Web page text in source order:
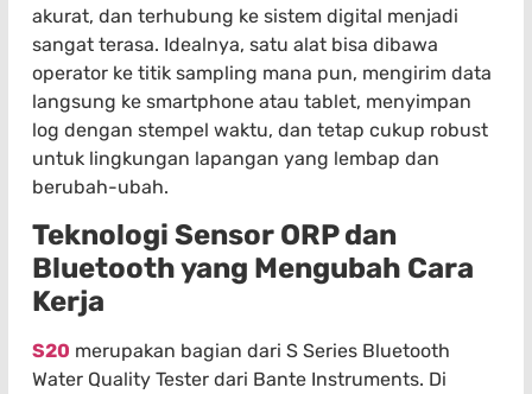
akurat, dan terhubung ke sistem digital menjadi
sangat terasa. Idealnya, satu alat bisa dibawa
operator ke titik sampling mana pun, mengirim data
langsung ke smartphone atau tablet, menyimpan
log dengan stempel waktu, dan tetap cukup robust
untuk lingkungan lapangan yang lembap dan
berubah-ubah.
Teknologi Sensor ORP dan
Bluetooth yang Mengubah Cara
Kerja
S20 merupakan bagian dari S Series Bluetooth
Water Quality Tester dari Bante Instruments. Di